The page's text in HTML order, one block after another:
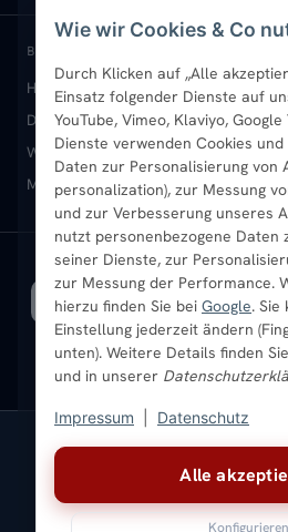
Alle
Konfigurieren
Wie wir Cookies & Co
Durch Klicken auf „Alle
Einsatz folgender Dienste auf
YouTube, Vimeo, Klaviyo,
Dienste verwenden Cookies
Daten zur Personalisierung von
personalization), zur Messung
und zur Verbesserung unseres
nutzt personenbezogene Daten
seiner Dienste, zur
zur Messung der Performance.
hierzu finden Sie bei Google. Sie
Einstellung jederzeit ändern
unten). Weitere Details finden
und in unserer
Impressum Datenschutz
Paneelheizkörper
Vertikal-Heizkörper
Heizkörper-Zubehör
Rückgabe & Widerruf
Garantie & Gewährleistung
Montageservice vor Ort
Sendung verfolgen
Standort & Abholung Jüchen
B2B-Kunden
Karriere
Ratgeber
Bestpreisgarantie
Anmelden / Mein Konto
Merkliste
Newsletter
Aktuelle Angebote
BELIEBTE KATEGORIEN
Heizkörper kaufen Badheizkörper
Design-HeizkörperPaneelheizkörper
Wandheizkörper Wohnraum-Heizkörper
Mischbetrieb-HeizkörperHeizkörper-
SICHERE ZAHLUNG
© 2026 Ada
* Alle Preise inkl. gesetzlicher USt.